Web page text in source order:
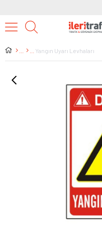
Yangın Uyarı Levhaları